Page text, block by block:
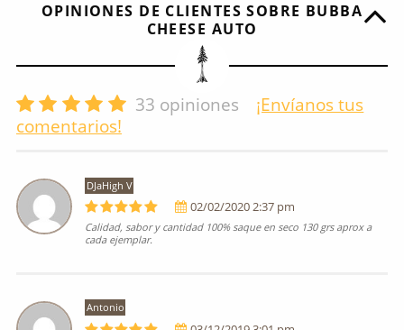
OPINIONES DE CLIENTES SOBRE BUBBA
CHEESE AUTO
33 opiniones
¡Envíanos tus
comentarios!
DJaHigh V
02/02/2020 2:37 pm
Calidad, sabor y cantidad 100% saque en seco 130 grs aprox a
cada ejemplar.
Antonio